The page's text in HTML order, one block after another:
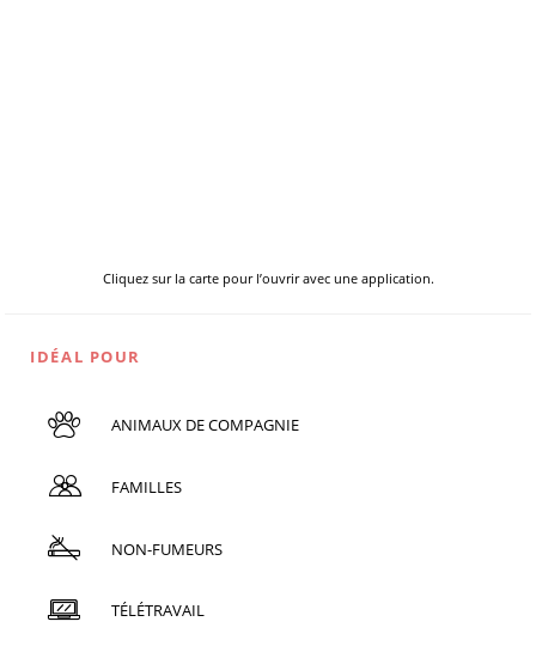
Cliquez sur la carte pour l’ouvrir avec une application.
IDÉAL POUR
ANIMAUX DE COMPAGNIE
FAMILLES
NON-FUMEURS
TÉLÉTRAVAIL